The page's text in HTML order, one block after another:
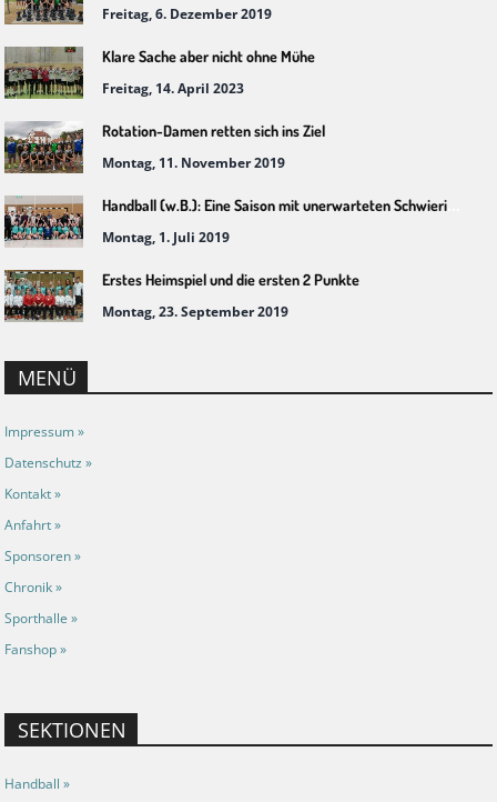
Freitag, 6. Dezember 2019
Klare Sache aber nicht ohne Mühe
Freitag, 14. April 2023
Rotation-Damen retten sich ins Ziel
Montag, 11. November 2019
Montag, 1. Juli 2019
Erstes Heimspiel und die ersten 2 Punkte
Montag, 23. September 2019
MENÜ
Impressum »
Datenschutz »
Kontakt »
Anfahrt »
Sponsoren »
Chronik »
Sporthalle »
Fanshop »
SEKTIONEN
Handball »